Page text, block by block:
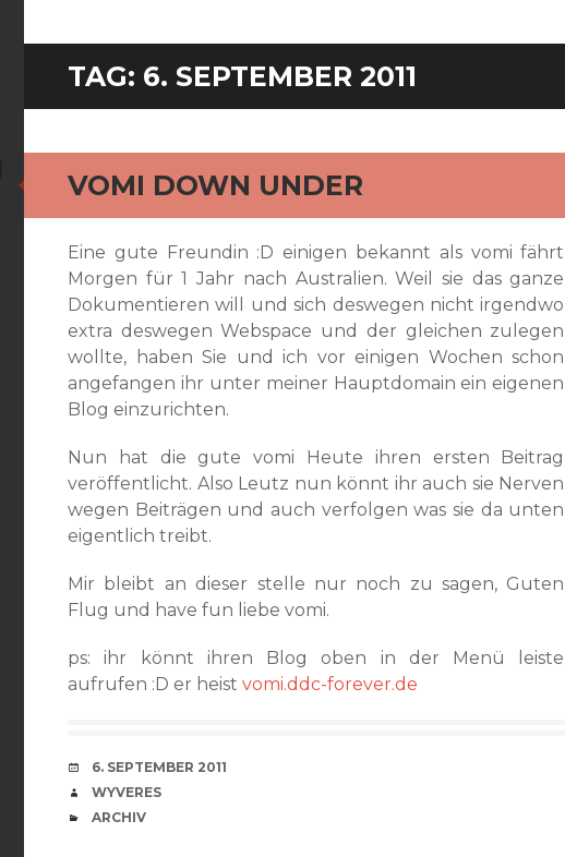
TAG: 6. SEPTEMBER 2011
VOMI DOWN UNDER
Standard
Eine gute Freundin :D einigen bekannt als vomi fährt
Morgen für 1 Jahr nach Australien. Weil sie das ganze
Dokumentieren will und sich deswegen nicht irgendwo
extra deswegen Webspace und der gleichen zulegen
wollte, haben Sie und ich vor einigen Wochen schon
angefangen ihr unter meiner Hauptdomain ein eigenen
Blog einzurichten.
Nun hat die gute vomi Heute ihren ersten Beitrag
veröffentlicht. Also Leutz nun könnt ihr auch sie Nerven
wegen Beiträgen und auch verfolgen was sie da unten
eigentlich treibt.
Mir bleibt an dieser stelle nur noch zu sagen, Guten
Flug und have fun liebe vomi.
ps: ihr könnt ihren Blog oben in der Menü leiste
aufrufen :D er heist vomi.ddc-forever.de
VERABREDUNG
6. SEPTEMBER 2011
VERFASSER
WYVERES
CATEGORIES
ARCHIV